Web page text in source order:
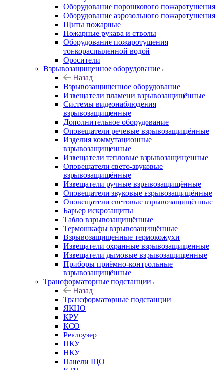
Оборудование порошкового пожаротушения
Оборудование аэрозольного пожаротушения
Щиты пожарные
Пожарные рукава и стволы
Оборудование пожаротушения
тонкораспыленной водой
Оросители
Взрывозащищенное оборудование
Назад
Взрывозащищенное оборудование
Извещатели пламени взрывозащищённые
Системы видеонаблюдения
взрывозащищенные
Дополнительное оборудование
Оповещатели речевые взрывозащищённые
Изделия коммутационные
взрывозащищенные
Извещатели тепловые взрывозащищенные
Оповещатели свето-звуковые
взрывозащищённые
Извещатели ручные взрывозащищённые
Оповещатели звуковые взрывозащищённые
Оповещатели световые взрывозащищённые
Барьер искрозащиты
Табло взрывозащищённые
Термошкафы взрывозащищённые
Взрывозащищённые термокожухи
Извещатели охранные взрывозащищенные
Извещатели дымовые взрывозащищенные
Приборы приёмно-контрольные
взрывозащищённые
Трансформаторные подстанции
Назад
Трансформаторные подстанции
ЯКНО
КРУ
КСО
Реклоузер
ПКУ
НКУ
Панели ЩО